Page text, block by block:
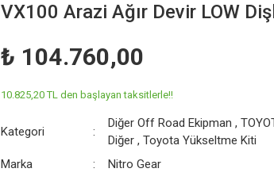
VX100 Arazi Ağır Devir LOW
₺ 104.760,00
10.825,20 TL den başlayan taksitlerle!!
Kategori
Diğer Off Road Ekipman ,
Diğer ,Toyota Yükseltme Kiti
Marka
Nitro Gear